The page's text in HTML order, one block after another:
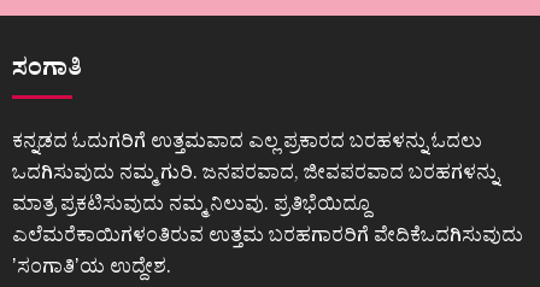
ಸಂಗಾತಿ
ಕನ್ನಡದ ಓದುಗರಿಗೆ ಉತ್ತಮವಾದ ಎಲ್ಲ ಪ್ರಕಾರದ ಬರಹಳನ್ನು ಓದಲು
ಒದಗಿಸುವುದು ನಮ್ಮ ಗುರಿ. ಜನಪರವಾದ, ಜೀವಪರವಾದ ಬರಹಗಳನ್ನು
ಮಾತ್ರ ಪ್ರಕಟಿಸುವುದು ನಮ್ಮ ನಿಲುವು. ಪ್ರತಿಭೆಯಿದ್ದೂ
ಎಲೆಮರೆಕಾಯಿಗಳಂತಿರುವ ಉತ್ತಮ ಬರಹಗಾರರಿಗೆ ವೇದಿಕೆಒದಗಿಸುವುದು
ʼಸಂಗಾತಿʼಯ ಉದ್ದೇಶ.